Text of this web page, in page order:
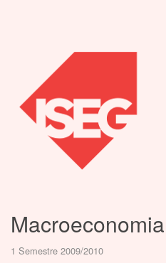
Macroeconomia
1 Semestre 2009/2010